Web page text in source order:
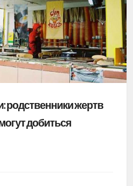
родственники жертв
добиться